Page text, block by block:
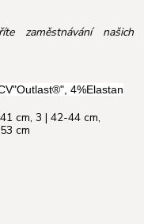
zaměstnávání našich
4%Elastan
cm,3 | 42-44 cm,
cm